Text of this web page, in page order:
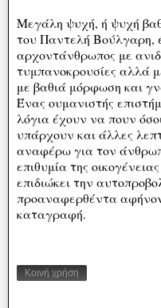
Μεγάλη ψυχή, ή ψυχή
του Παντελή Βούλγαρη,
αρχοντάνθρωπος με
τυμπανοκρουσίες αλλά
με βαθιά μόρφωση και
Ένας ουμανιστής
λόγια έχουν να πουν
υπάρχουν και άλλες
αναφέρω για τον
επιθυμία της
επιδιώκει την
προαναφερθέντα
καταγραφή.
Κοινή χρήση